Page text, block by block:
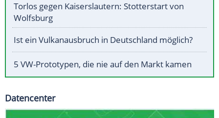
Torlos gegen Kaiserslautern: Stotterstart von
Wolfsburg
Ist ein Vulkanausbruch in Deutschland möglich?
5 VW-Prototypen, die nie auf den Markt kamen
Datencenter